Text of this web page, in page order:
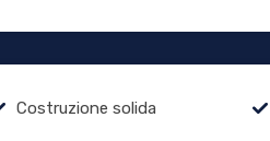
Costruzione solida